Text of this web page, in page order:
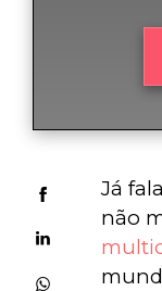
Já
não